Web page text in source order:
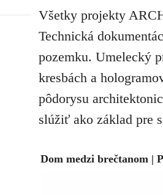
Všetky projekty
Technická
pozemku. Umelecký
kresbách a
pôdorysu
slúžiť ako základ pre
Dom medzi brečtanom |